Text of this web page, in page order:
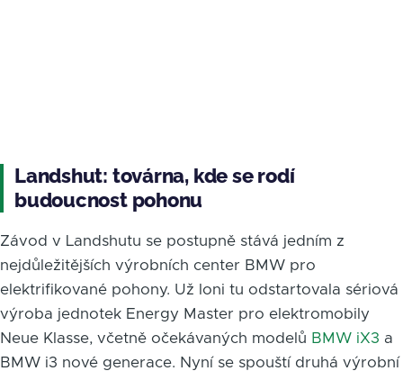
Landshut: továrna, kde se rodí
budoucnost pohonu
Závod v Landshutu se postupně stává jedním z
nejdůležitějších výrobních center BMW pro
elektrifikované pohony. Už loni tu odstartovala sériová
výroba jednotek Energy Master pro elektromobily
Neue Klasse, včetně očekávaných modelů BMW iX3 a
BMW i3 nové generace. Nyní se spouští druhá výrobní